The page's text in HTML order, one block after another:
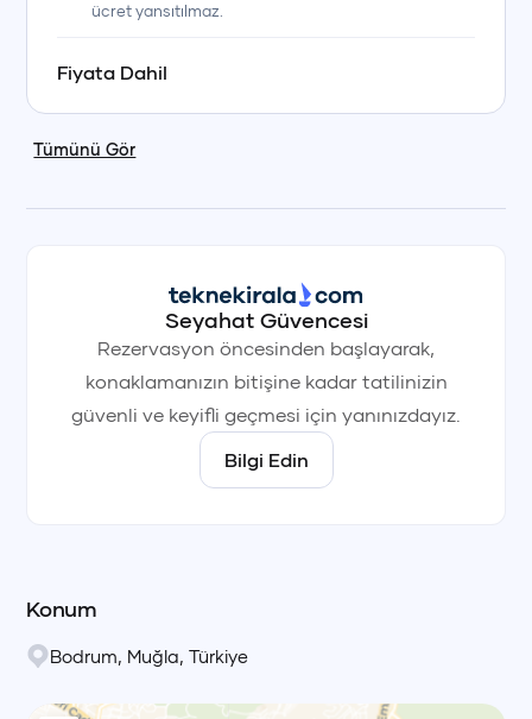
ücret yansıtılmaz.
Fiyata Dahil
Tümünü Gör
Seyahat Güvencesi
Rezervasyon öncesinden başlayarak,
konaklamanızın bitişine kadar tatilinizin
güvenli ve keyifli geçmesi için yanınızdayız.
Bilgi Edin
Konum
Bodrum Muğla Türkiye